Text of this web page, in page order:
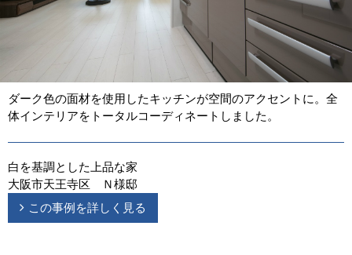
ダーク色の面材を使用したキッチンが空間のアクセントに。全
体インテリアをトータルコーディネートしました。
白を基調とした上品な家
大阪市天王寺区 Ｎ様邸
この事例を詳しく見る